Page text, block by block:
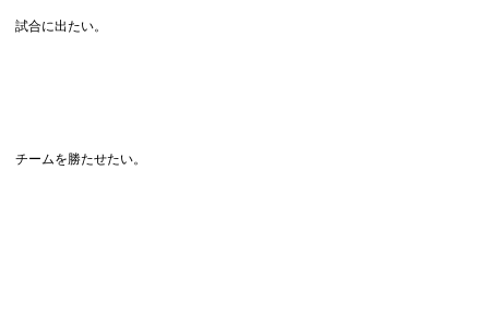
試合に出たい。
チームを勝たせたい。